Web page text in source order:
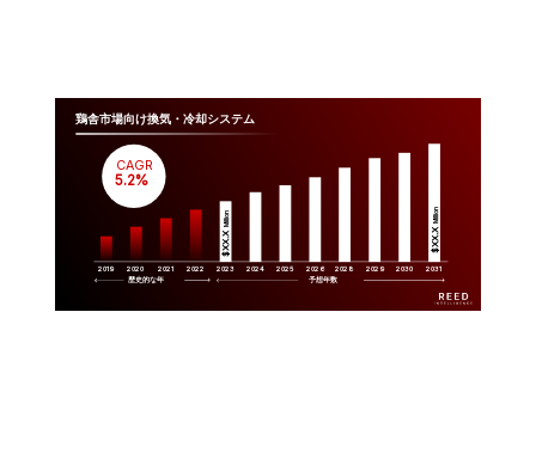
鶏舎市場向け換気・冷却システム
2019 2020 2021 2022 2023 2024 2025 2026 2028 2029 2030 2031
$XX.X
Million
$XX.X
Million
CAGR
5.2%
歴史的な年 予想年数